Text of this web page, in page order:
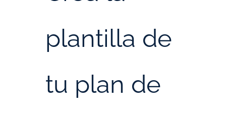
plantilla de
tu plan de